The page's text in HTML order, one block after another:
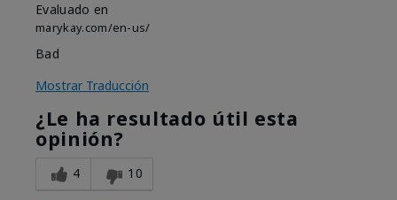
Evaluado en
marykay.com/en-us/
Bad
Mostrar Traducción
¿Le ha resultado útil esta
opinión?
4 10